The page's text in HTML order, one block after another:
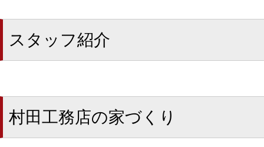
スタッフ紹介
村田工務店の家づくり